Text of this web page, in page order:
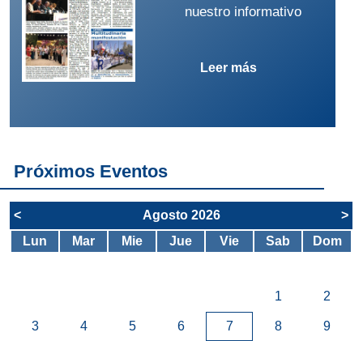
nuestro informativo
Leer más
Próximos Eventos
< Agosto 2026
>
Lun
Mar Mie Jue Vie Sab Dom
1 2
3 4 5 6 7 8 9